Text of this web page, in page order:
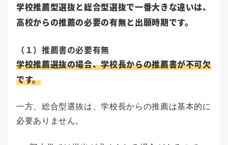
学校推薦型選抜と総合型選抜で一番大きな違いは、
高校からの推薦の必要の有無と出願時期です。
（１）推薦書の必要有無
学校推薦選抜の場合、学校長からの推薦書が不可欠
です。
一方、総合型選抜は、学校長からの推薦は基本的に
必要ありません。